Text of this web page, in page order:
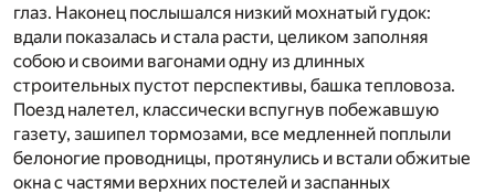
глаз. Наконец послышался низкий мохнатый гудок:
вдали показалась и стала расти, целиком заполняя
собою и своими вагонами одну из длинных
строительных пустот перспективы, башка тепловоза.
Поезд налетел, классически вспугнув побежавшую
газету, зашипел тормозами, все медленней поплыли
белоногие проводницы, протянулись и встали обжитые
окна с частями верхних постелей и заспанных